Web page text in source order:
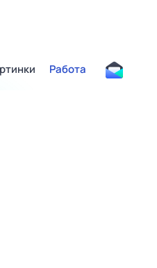
Работа